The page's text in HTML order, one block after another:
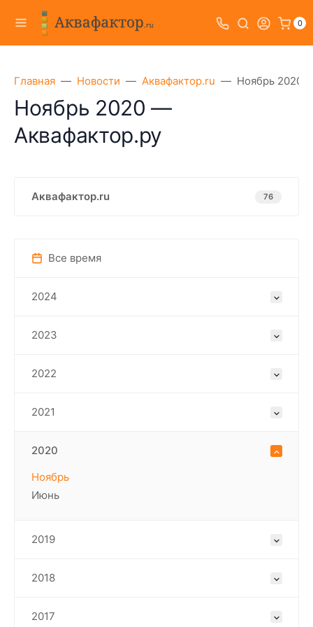
0
Главная Новости Аквафактор.ru Ноябрь 2020
Ноябрь 2020 —
Аквафактор.ру
Аквафактор.ru 76
Все время
2024
2023
2022
2021
2020
Ноябрь
Июнь
2019
2018
2017